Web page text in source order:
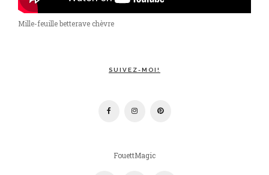
Mille-feuille betterave chèvre
SUIVEZ-MOI!
FouettMagic